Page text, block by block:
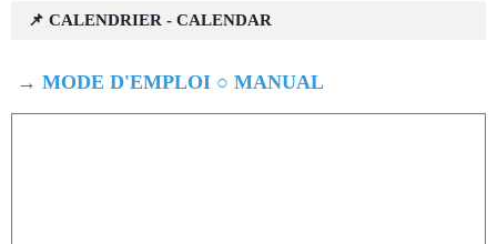
📌 CALENDRIER - CALENDAR
→ MODE D'EMPLOI ○ MANUAL